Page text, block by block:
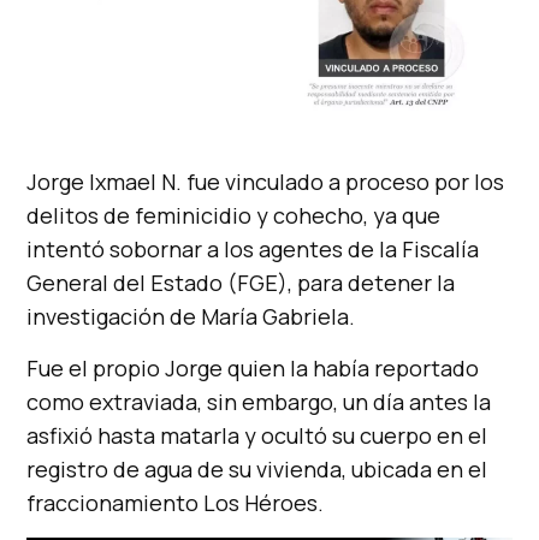
Jorge Ixmael N. fue vinculado a proceso por los
delitos de feminicidio y cohecho, ya que
intentó sobornar a los agentes de la Fiscalía
General del Estado (FGE), para detener la
investigación de María Gabriela.
Fue el propio Jorge quien la había reportado
como extraviada, sin embargo, un día antes la
asfixió hasta matarla y ocultó su cuerpo en el
registro de agua de su vivienda, ubicada en el
fraccionamiento Los Héroes.